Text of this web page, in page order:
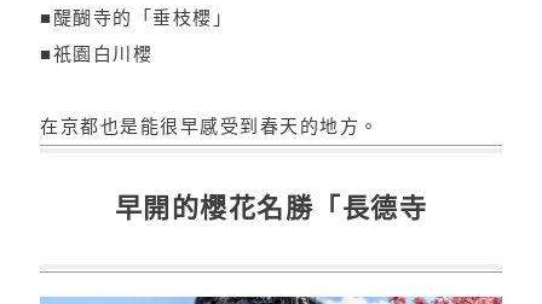
■醍醐寺的「垂枝櫻」
■祇園白川櫻
在京都也是能很早感受到春天的地方。
早開的櫻花名勝「長德寺